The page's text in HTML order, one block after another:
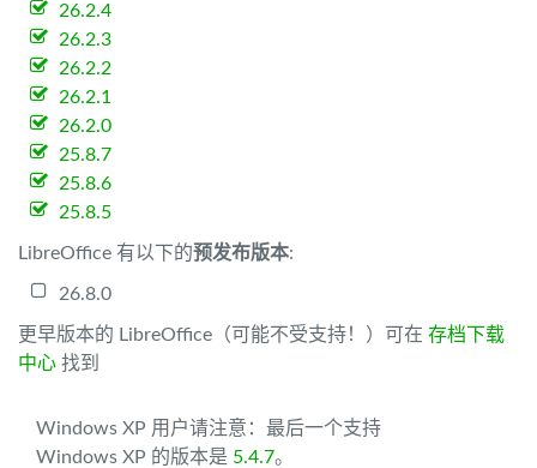
26.2.4
26.2.3
26.2.2
26.2.1
26.2.0
25.8.7
25.8.6
25.8.5
LibreOffice 有以下的预发布版本:
26.8.0
更早版本的 LibreOffice（可能不受支持！）可在 存档下载
中心 找到
Windows XP 用户请注意：最后一个支持
Windows XP 的版本是 5.4.7。